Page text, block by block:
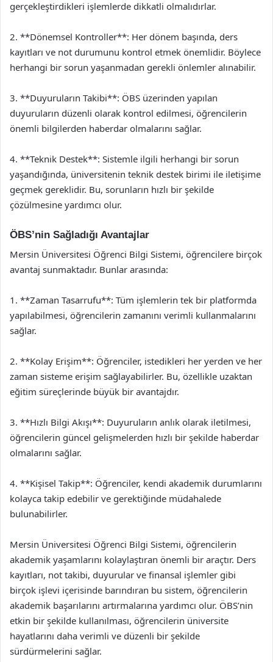
gerçekleştirdikleri işlemlerde dikkatli olmalıdırlar.
2. **Dönemsel Kontroller**: Her dönem başında, ders
kayıtları ve not durumunu kontrol etmek önemlidir. Böylece
herhangi bir sorun yaşanmadan gerekli önlemler alınabilir.
3. **Duyuruların Takibi**: ÖBS üzerinden yapılan
duyuruların düzenli olarak kontrol edilmesi, öğrencilerin
önemli bilgilerden haberdar olmalarını sağlar.
4. **Teknik Destek**: Sistemle ilgili herhangi bir sorun
yaşandığında, üniversitenin teknik destek birimi ile iletişime
geçmek gereklidir. Bu, sorunların hızlı bir şekilde
çözülmesine yardımcı olur.
ÖBS’nin Sağladığı Avantajlar
Mersin Üniversitesi Öğrenci Bilgi Sistemi, öğrencilere birçok
avantaj sunmaktadır. Bunlar arasında:
1. **Zaman Tasarrufu**: Tüm işlemlerin tek bir platformda
yapılabilmesi, öğrencilerin zamanını verimli kullanmalarını
sağlar.
2. **Kolay Erişim**: Öğrenciler, istedikleri her yerden ve her
zaman sisteme erişim sağlayabilirler. Bu, özellikle uzaktan
eğitim süreçlerinde büyük bir avantajdır.
3. **Hızlı Bilgi Akışı**: Duyuruların anlık olarak iletilmesi,
öğrencilerin güncel gelişmelerden hızlı bir şekilde haberdar
olmalarını sağlar.
4. **Kişisel Takip**: Öğrenciler, kendi akademik durumlarını
kolayca takip edebilir ve gerektiğinde müdahalede
bulunabilirler.
Mersin Üniversitesi Öğrenci Bilgi Sistemi, öğrencilerin
akademik yaşamlarını kolaylaştıran önemli bir araçtır. Ders
kayıtları, not takibi, duyurular ve finansal işlemler gibi
birçok işlevi içerisinde barındıran bu sistem, öğrencilerin
akademik başarılarını artırmalarına yardımcı olur. ÖBS’nin
etkin bir şekilde kullanılması, öğrencilerin üniversite
hayatlarını daha verimli ve düzenli bir şekilde
sürdürmelerini sağlar.